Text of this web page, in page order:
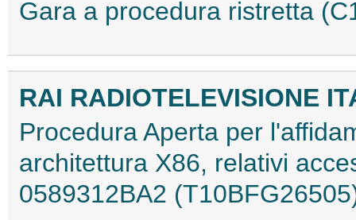
Gara a procedura ristretta
RAI RADIOTELEVISIONE
Procedura Aperta per
architettura X86, relativi
0589312BA2